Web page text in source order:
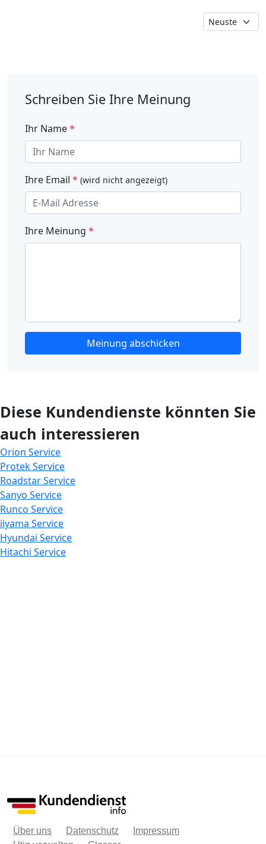
Schreiben Sie Ihre Meinung
Ihr Name*
Ihre Email * (wird nicht angezeigt)
Ihre Meinung *
Meinung abschicken
Diese Kundendienste könnten Sie
auch interessieren
Orion Service
Protek Service
Roadstar Service
Sanyo Service
Runco Service
iiyama Service
Hyundai Service
Hitachi Service
Über uns Datenschutz
Impressum